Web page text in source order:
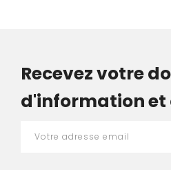
Recevez votre
d'information